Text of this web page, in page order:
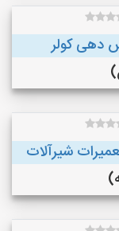
دهی کولر
شیرآلات